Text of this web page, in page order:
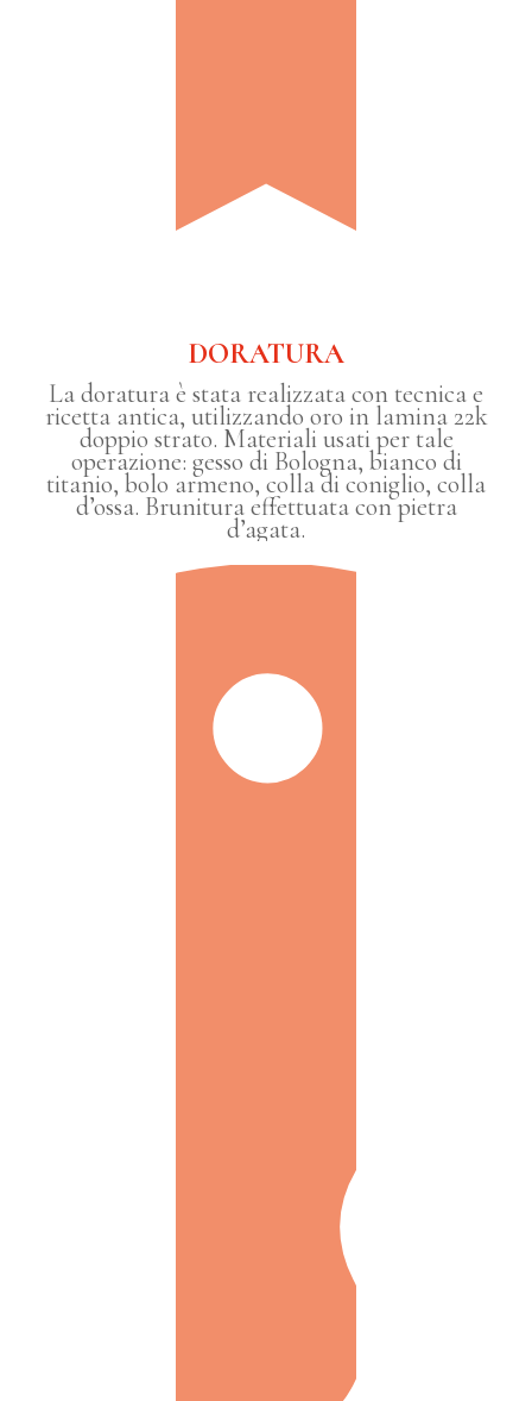
DORATURA
La doratura è stata realizzata con tecnica e
ricetta antica, utilizzando oro in lamina 22k
doppio strato. Materiali usati per tale
operazione: gesso di Bologna, bianco di
titanio, bolo armeno, colla di coniglio, colla
d’ossa. Brunitura effettuata con pietra
d’agata.